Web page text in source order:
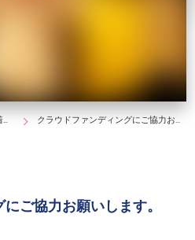
クラウドファンディングにご協力お願いします。
ご協力お願いします。